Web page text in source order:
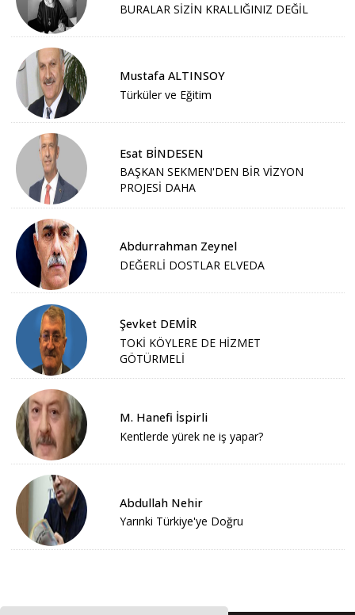
BURALAR SİZİN KRALLIĞINIZ DEĞİL
Mustafa ALTINSOY
Türküler ve Eğitim
Esat BİNDESEN
BAŞKAN SEKMEN'DEN BİR VİZYON
PROJESİ DAHA
Abdurrahman Zeynel
DEĞERLİ DOSTLAR ELVEDA
Şevket DEMİR
TOKİ KÖYLERE DE HİZMET
GÖTÜRMELİ
M. Hanefi İspirli
Kentlerde yürek ne iş yapar?
Abdullah Nehir
Yarınki Türkiye'ye Doğru